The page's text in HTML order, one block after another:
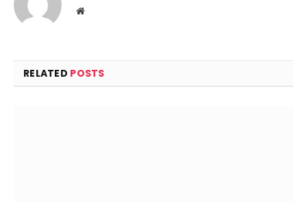
Website
RELATED POSTS